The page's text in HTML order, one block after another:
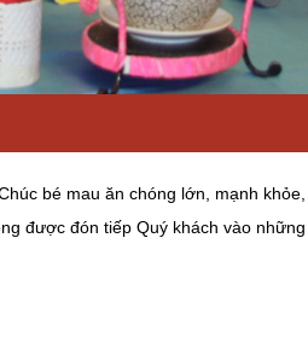
bé mau ăn chóng lớn, mạnh
được đón tiếp Quý khách vào